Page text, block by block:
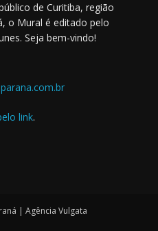
de Curitiba, região
o Mural é editado pelo
Seja bem-vindo!
link.
| Agência Vulgata